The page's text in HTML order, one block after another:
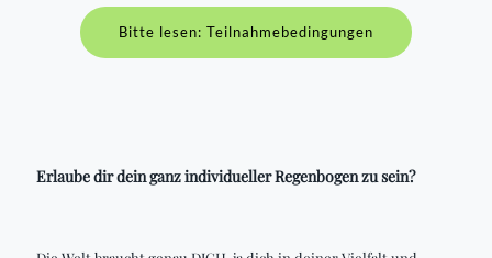
Bitte lesen: Teilnahmebedingungen
Erlaube dir dein ganz individueller Regenbogen zu sein?